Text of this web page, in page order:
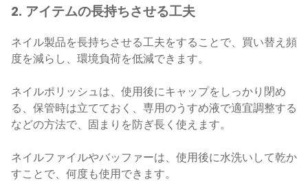
2. アイテムの長持ちさせる工夫
ネイル製品を長持ちさせる工夫をすることで、買い替え頻
度を減らし、環境負荷を低減できます。
ネイルポリッシュは、使用後にキャップをしっかり閉め
る、保管時は立てておく、専用のうすめ液で適宜調整する
などの方法で、固まりを防ぎ長く使えます。
ネイルファイルやバッファーは、使用後に水洗いして乾か
すことで、何度も使用できます。